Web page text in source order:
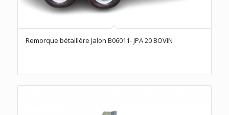
Remorque bétaillère Jalon B06011- JPA 20 BOVIN